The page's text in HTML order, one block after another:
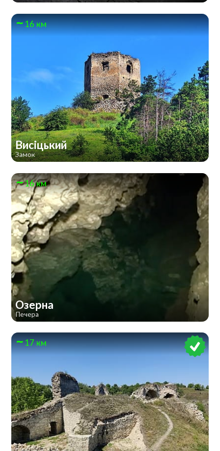
16 км
Висіцький
Замок
16 км
Озерна
Печера
17 км